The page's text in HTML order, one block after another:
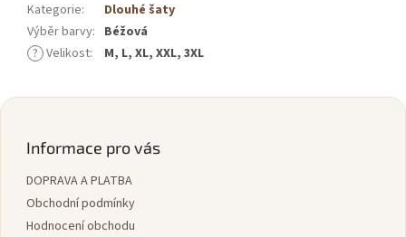
Kategorie:
Dlouhé šaty
Výběr barvy: Béžová
? Velikost: M, L, XL, XXL, 3XL
Z
Informace pro vás
DOPRAVA A PLATBA
Obchodní podmínky
Hodnocení obchodu